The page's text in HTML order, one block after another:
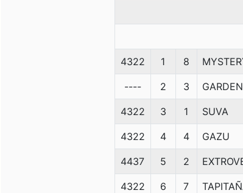
4322 1 8
---- 2 3
4322 3 1 SUVA
4322 4 4 GAZU
4437 5 2
4322 6 7